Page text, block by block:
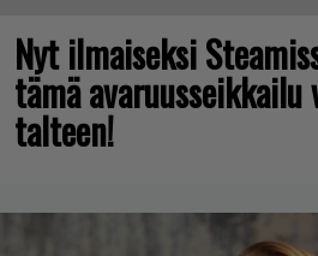
Nyt ilmaiseksi
tämä
talteen!